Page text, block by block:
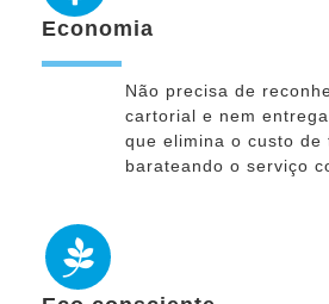
Economia
Não precisa de
cartorial e nem
que elimina o custo de
barateando o serviço